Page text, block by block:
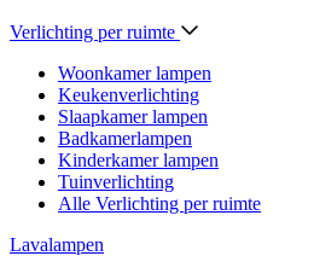
Verlichting per ruimte
Woonkamer lampen
Keukenverlichting
Slaapkamer lampen
Badkamerlampen
Kinderkamer lampen
Tuinverlichting
Alle Verlichting per ruimte
Lavalampen